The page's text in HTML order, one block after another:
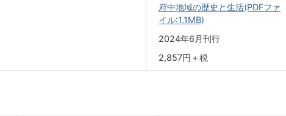
府中地域の歴史と生活(PDFファ
イル:1.1MB)
2024年6月刊行
2,857円＋税